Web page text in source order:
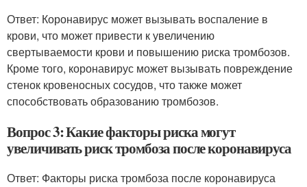
Ответ: Коронавирус может вызывать воспаление в
крови, что может привести к увеличению
свертываемости крови и повышению риска тромбозов.
Кроме того, коронавирус может вызывать повреждение
стенок кровеносных сосудов, что также может
способствовать образованию тромбозов.
Вопрос 3: Какие факторы риска могут
увеличивать риск тромбоза после коронавируса
Ответ: Факторы риска тромбоза после коронавируса